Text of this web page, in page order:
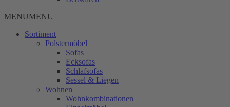
MENUMENU
Sortiment
Polstermöbel
Sofas
Ecksofas
Schlafsofas
Sessel & Liegen
Wohnen
Wohnkombinationen